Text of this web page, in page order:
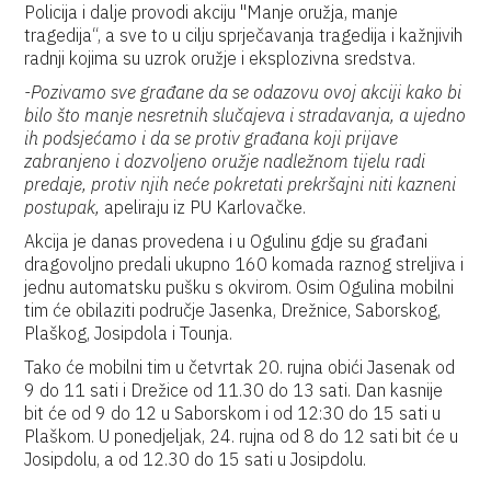
Policija i dalje provodi akciju "Manje oružja, manje
tragedija“, a sve to u cilju sprječavanja tragedija i kažnjivih
radnji kojima su uzrok oružje i eksplozivna sredstva.
-Pozivamo sve građane da se odazovu ovoj akciji kako bi
bilo što manje nesretnih slučajeva i stradavanja, a ujedno
ih podsjećamo i da se protiv građana koji prijave
zabranjeno i dozvoljeno oružje nadležnom tijelu radi
predaje, protiv njih neće pokretati prekršajni niti kazneni
postupak, apeliraju iz PU Karlovačke.
Akcija je danas provedena i u Ogulinu gdje su građani
dragovoljno predali ukupno 160 komada raznog streljiva i
jednu automatsku pušku s okvirom. Osim Ogulina mobilni
tim će obilaziti područje Jasenka, Drežnice, Saborskog,
Plaškog, Josipdola i Tounja.
Tako će mobilni tim u četvrtak 20. rujna obići Jasenak od
9 do 11 sati i Drežice od 11.30 do 13 sati. Dan kasnije
bit će od 9 do 12 u Saborskom i od 12:30 do 15 sati u
Plaškom. U ponedjeljak, 24. rujna od 8 do 12 sati bit će u
Josipdolu, a od 12.30 do 15 sati u Josipdolu.